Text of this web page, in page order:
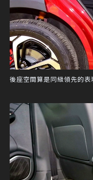
後座空間算是同級領先的